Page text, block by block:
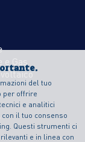
del tuo
per offrire
e analitici
il tuo consenso
Questi strumenti ci
e in linea con
Gas